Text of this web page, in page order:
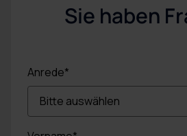
Sie haben
Anrede*